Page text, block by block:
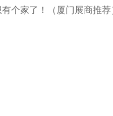
个家了！（厦门展商推荐